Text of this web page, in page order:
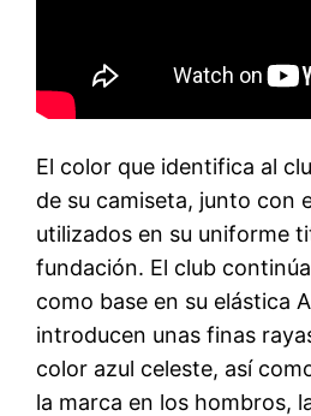
El color que identifica al
de su camiseta, junto con
utilizados en su uniforme
fundación. El club
como base en su elástica
introducen unas finas
color azul celeste, así
la marca en los hombros,